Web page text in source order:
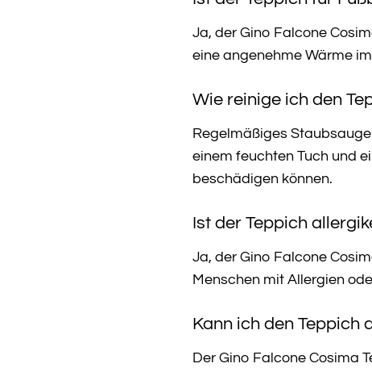
Ja, der Gino Falcone
eine angenehme Wärme
Wie reinige ich den
Regelmäßiges
einem feuchten Tuch und
beschädigen können.
Ist der Teppich
Ja, der Gino Falcone
Menschen mit Allergien
Kann ich den Teppich
Der Gino Falcone Cosima